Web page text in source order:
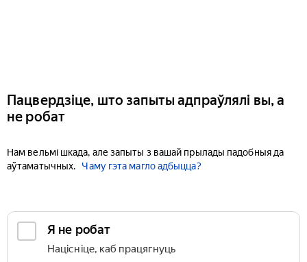
Пацвердзіце, што запыты адпраўлялі вы, а
не робат
Нам вельмі шкада, але запыты з вашай прылады падобныя да
аўтаматычных.
Чаму гэта магло адбыцца?
Я не робат
Націсніце, каб працягнуць